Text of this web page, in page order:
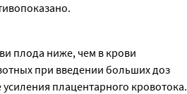
плода ниже, чем в крови
при введении больших доз
плацентарного кровотока.